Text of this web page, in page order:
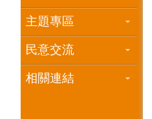
主題專區
民意交流
相關連結